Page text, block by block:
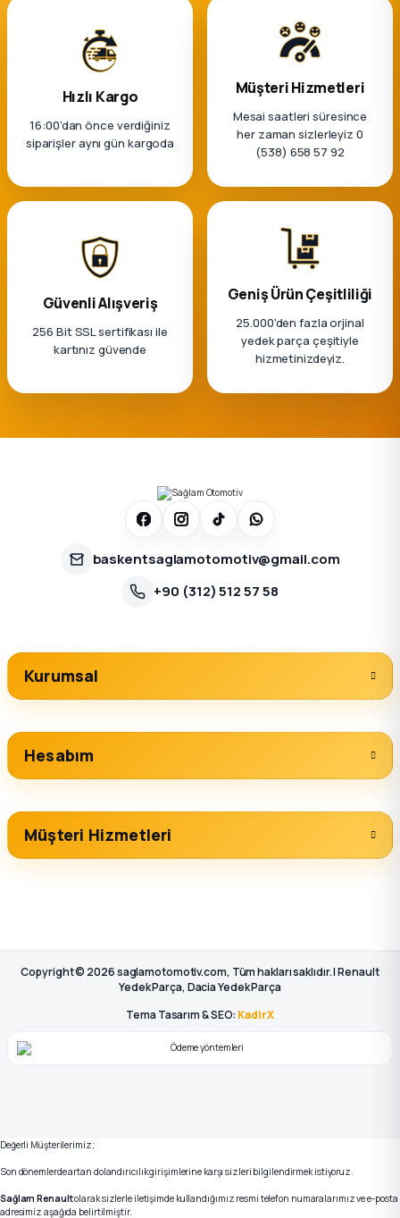
Hızlı Kargo
16:00’dan önce verdiğiniz
siparişler aynı gün kargoda
Müşteri Hizmetleri
Mesai saatleri süresince
her zaman sizlerleyiz 0
(538) 658 57 92
Güvenli Alışveriş
256 Bit SSL sertifikası ile
kartınız güvende
Geniş Ürün Çeşitliliği
25.000'den fazla orjinal
yedek parça çeşitiyle
hizmetinizdeyiz.
baskentsaglamotomotiv@gmail.com
+90 (312) 512 57 58
Kurumsal
Hesabım
Müşteri Hizmetleri
Copyright © 2026 saglamotomotiv.com, Tüm hakları saklıdır. | Renault
Yedek Parça, Dacia Yedek Parça
Tema Tasarım & SEO: KadirX
Değerli Müşterilerimiz;
Son dönemlerde artan dolandırıcılık girişimlerine karşı sizleri bilgilendirmek istiyoruz.
Sağlam Renaultolarak sizlerle iletişimde kullandığımız resmi telefon numaralarımız ve e-posta
adresimiz aşağıda belirtilmiştir.